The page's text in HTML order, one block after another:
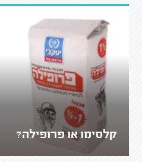
קלסימו או פרופילה?